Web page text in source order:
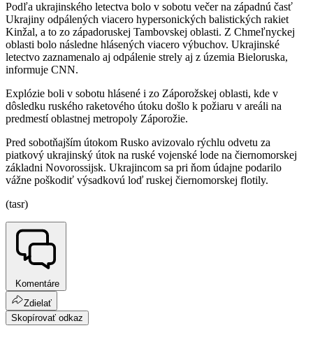
Podľa ukrajinského letectva bolo v sobotu večer na západnú časť
Ukrajiny odpálených viacero hypersonických balistických rakiet
Kinžal, a to zo západoruskej Tambovskej oblasti. Z Chmeľnyckej
oblasti bolo následne hlásených viacero výbuchov. Ukrajinské
letectvo zaznamenalo aj odpálenie strely aj z územia Bieloruska,
informuje CNN.
Explózie boli v sobotu hlásené i zo Záporožskej oblasti, kde v
dôsledku ruského raketového útoku došlo k požiaru v areáli na
predmestí oblastnej metropoly Záporožie.
Pred sobotňajším útokom Rusko avizovalo rýchlu odvetu za
piatkový ukrajinský útok na ruské vojenské lode na čiernomorskej
základni Novorossijsk. Ukrajincom sa pri ňom údajne podarilo
vážne poškodiť výsadkovú loď ruskej čiernomorskej flotily.
(tasr)
Komentáre
Zdielať
Skopírovať odkaz